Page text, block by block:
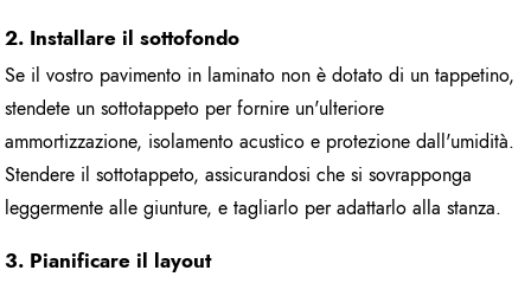
2. Installare il sottofondo
Se il vostro pavimento in laminato non è dotato di un tappetino,
stendete un sottotappeto per fornire un'ulteriore
ammortizzazione, isolamento acustico e protezione dall'umidità.
Stendere il sottotappeto, assicurandosi che si sovrapponga
leggermente alle giunture, e tagliarlo per adattarlo alla stanza.
3. Pianificare il layout